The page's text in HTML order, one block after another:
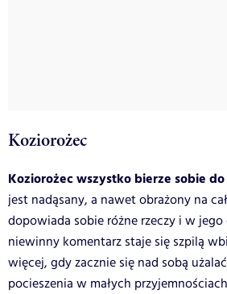
Koziorożec
Koziorożec wszystko bierze sobie do
jest nadąsany, a nawet obrażony na
dopowiada sobie różne rzeczy i w
niewinny komentarz staje się szpilą
więcej, gdy zacznie się nad sobą
pocieszenia w małych